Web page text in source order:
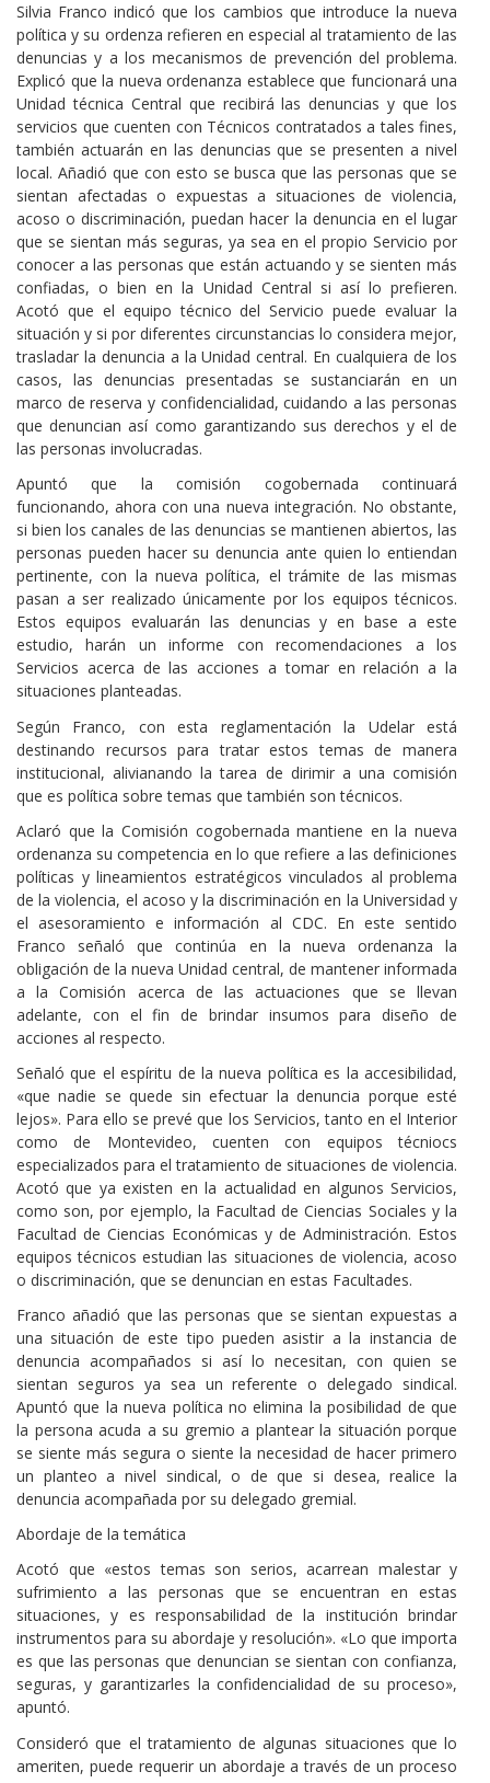
Silvia Franco indicó que los cambios que introduce la nueva
política y su ordenza refieren en especial al tratamiento de las
denuncias y a los mecanismos de prevención del problema.
Explicó que la nueva ordenanza establece que funcionará una
Unidad técnica Central que recibirá las denuncias y que los
servicios que cuenten con Técnicos contratados a tales fines,
también actuarán en las denuncias que se presenten a nivel
local. Añadió que con esto se busca que las personas que se
sientan afectadas o expuestas a situaciones de violencia,
acoso o discriminación, puedan hacer la denuncia en el lugar
que se sientan más seguras, ya sea en el propio Servicio por
conocer a las personas que están actuando y se sienten más
confiadas, o bien en la Unidad Central si así lo prefieren.
Acotó que el equipo técnico del Servicio puede evaluar la
situación y si por diferentes circunstancias lo considera mejor,
trasladar la denuncia a la Unidad central. En cualquiera de los
casos, las denuncias presentadas se sustanciarán en un
marco de reserva y confidencialidad, cuidando a las personas
que denuncian así como garantizando sus derechos y el de
las personas involucradas.
Apuntó que la comisión cogobernada continuará
funcionando, ahora con una nueva integración. No obstante,
si bien los canales de las denuncias se mantienen abiertos, las
personas pueden hacer su denuncia ante quien lo entiendan
pertinente, con la nueva política, el trámite de las mismas
pasan a ser realizado únicamente por los equipos técnicos.
Estos equipos evaluarán las denuncias y en base a este
estudio, harán un informe con recomendaciones a los
Servicios acerca de las acciones a tomar en relación a la
situaciones planteadas.
Según Franco, con esta reglamentación la Udelar está
destinando recursos para tratar estos temas de manera
institucional, alivianando la tarea de dirimir a una comisión
que es política sobre temas que también son técnicos.
Aclaró que la Comisión cogobernada mantiene en la nueva
ordenanza su competencia en lo que refiere a las definiciones
políticas y lineamientos estratégicos vinculados al problema
de la violencia, el acoso y la discriminación en la Universidad y
el asesoramiento e información al CDC. En este sentido
Franco señaló que continúa en la nueva ordenanza la
obligación de la nueva Unidad central, de mantener informada
a la Comisión acerca de las actuaciones que se llevan
adelante, con el fin de brindar insumos para diseño de
acciones al respecto.
Señaló que el espíritu de la nueva política es la accesibilidad,
«que nadie se quede sin efectuar la denuncia porque esté
lejos». Para ello se prevé que los Servicios, tanto en el Interior
como de Montevideo, cuenten con equipos técniocs
especializados para el tratamiento de situaciones de violencia.
Acotó que ya existen en la actualidad en algunos Servicios,
como son, por ejemplo, la Facultad de Ciencias Sociales y la
Facultad de Ciencias Económicas y de Administración. Estos
equipos técnicos estudian las situaciones de violencia, acoso
o discriminación, que se denuncian en estas Facultades.
Franco añadió que las personas que se sientan expuestas a
una situación de este tipo pueden asistir a la instancia de
denuncia acompañados si así lo necesitan, con quien se
sientan seguros ya sea un referente o delegado sindical.
Apuntó que la nueva política no elimina la posibilidad de que
la persona acuda a su gremio a plantear la situación porque
se siente más segura o siente la necesidad de hacer primero
un planteo a nivel sindical, o de que si desea, realice la
denuncia acompañada por su delegado gremial.
Abordaje de la temática
Acotó que «estos temas son serios, acarrean malestar y
sufrimiento a las personas que se encuentran en estas
situaciones, y es responsabilidad de la institución brindar
instrumentos para su abordaje y resolución». «Lo que importa
es que las personas que denuncian se sientan con confianza,
seguras, y garantizarles la confidencialidad de su proceso»,
apuntó.
Consideró que el tratamiento de algunas situaciones que lo
ameriten, puede requerir un abordaje a través de un proceso